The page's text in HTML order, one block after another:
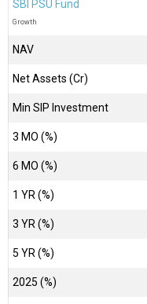
SBI PSU Fund
Growth
NAV
Net Assets (Cr)
Min SIP Investment
3 MO (%)
6 MO (%)
1 YR (%)
3 YR (%)
5 YR (%)
2025 (%)